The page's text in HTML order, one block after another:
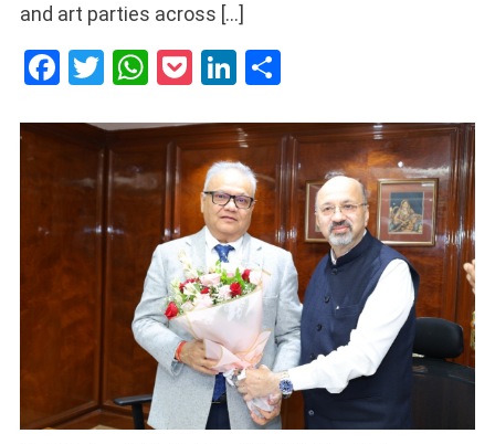
and art parties across […]
Facebook
Twitter
WhatsApp
PocketLinkedIn